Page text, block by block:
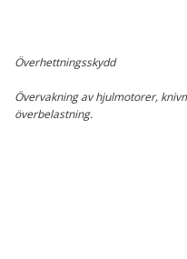
Överhettningsskydd
Övervakning av hjulmotorer,
överbelastning.